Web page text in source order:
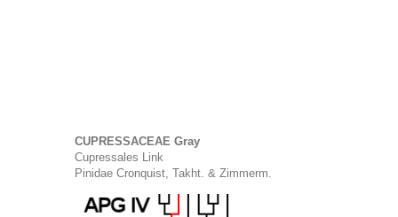
CUPRESSACEAE Gray
Cupressales Link
Pinidae Cronquist, Takht. & Zimmerm.